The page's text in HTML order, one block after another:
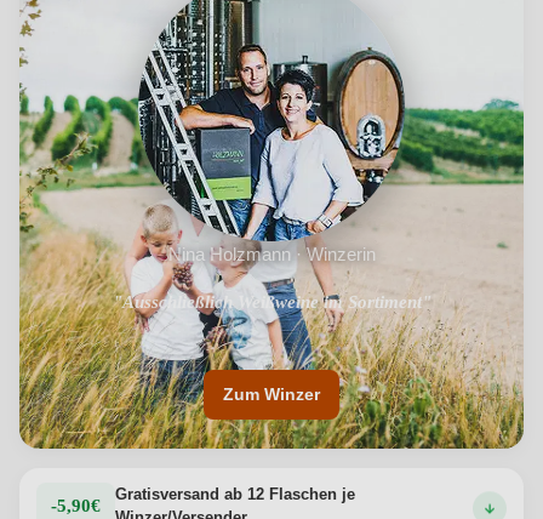
Nina Holzmann · Winzerin
"Ausschließlich Weißweine im Sortiment"
"100% biologische Weine"
Zum Winzer
-5,90€
Gratisversand ab 12 Flaschen je